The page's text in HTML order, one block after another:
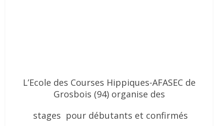
L’Ecole des Courses Hippiques-AFASEC de
Grosbois (94) organise des
stages pour débutants et confirmés